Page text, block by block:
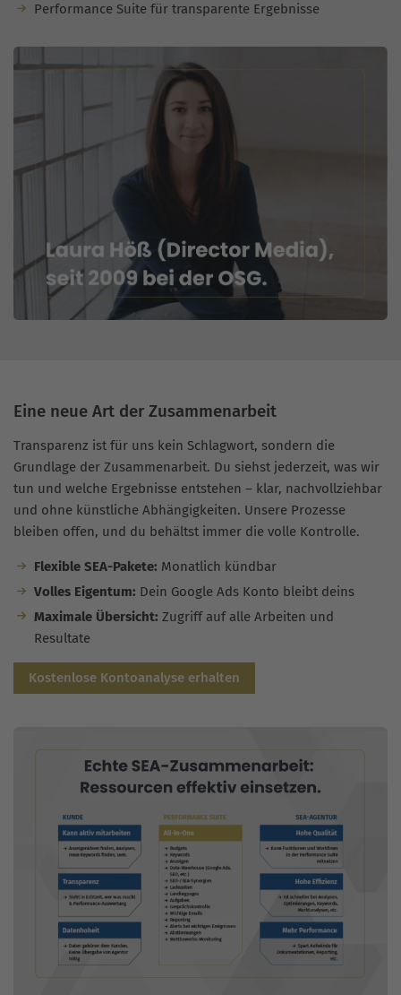
Performance Suite für transparente Ergebnisse
Eine neue Art der Zusammenarbeit
Transparenz ist für uns kein Schlagwort, sondern die
Grundlage der Zusammenarbeit. Du siehst jederzeit, was wir
tun und welche Ergebnisse entstehen – klar, nachvollziehbar
und ohne künstliche Abhängigkeiten. Unsere Prozesse
bleiben offen, und du behältst immer die volle Kontrolle.
Flexible SEA-Pakete: Monatlich kündbar
Volles Eigentum: Dein Google Ads Konto bleibt deins
Maximale Übersicht: Zugriff auf alle Arbeiten und
Resultate
Kostenlose Kontoanalyse erhalten